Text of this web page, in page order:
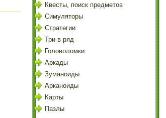
Квесты, поиск предметов
Симуляторы
Стратегии
Три в ряд
Головоломки
Аркады
Зуманоиды
Арканоиды
Карты
Пазлы